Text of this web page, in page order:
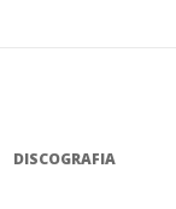
DISCOGRAFIA